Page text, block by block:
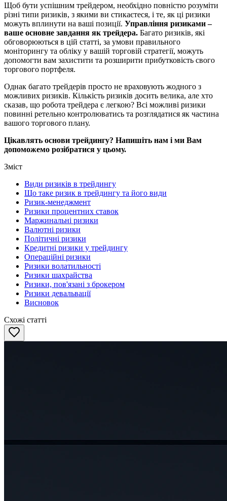
Щоб бути успішним трейдером, необхідно повністю розуміти
різні типи ризиків, з якими ви стикаєтеся, і те, як ці ризики
можуть вплинути на ваші позиції. Управління ризиками –
ваше основне завдання як трейдера. Багато ризиків, які
обговорюються в цій статті, за умови правильного
моніторингу та обліку у вашій торговій стратегії, можуть
допомогти вам захистити та розширити прибутковість свого
торгового портфеля.
Однак багато трейдерів просто не враховують жодного з
можливих ризиків. Кількість ризиків досить велика, але хто
сказав, що робота трейдера є легкою? Всі можливі ризики
повинні ретельно контролюватись та розглядатися як частина
вашого торгового плану.
Цікавлять основи трейдингу? Напишіть нам і ми Вам
допоможемо розібратися у цьому.
Зміст
Види ризиків в трейдингу
Що таке ризик в трейдингу та його види
Ризик-менеджмент
Ризики процентних ставок
Маржинальні ризики
Валютні ризики
Політичні ризики
Кредитні ризики у трейдингу
Операційні ризики
Ризики волатильності
Ризики шахрайства
Ризики, пов'язані з брокером
Ризики девальвації
Висновок
Схожі статті